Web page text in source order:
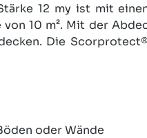
12 my ist mit
10 m². Mit der
Die
oder Wände